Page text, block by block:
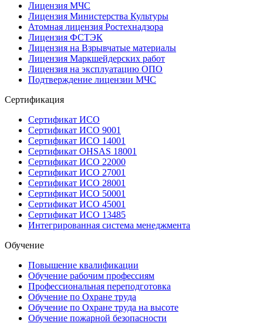
Лицензия МЧС
Лицензия Министерства Культуры
Атомная лицензия Ростехнадзора
Лицензия ФСТЭК
Лицензия на Взрывчатые материалы
Лицензия Маркшейдерских работ
Лицензия на эксплуатацию ОПО
Подтверждение лицензии МЧС
Сертификация
Сертификат ИСО
Сертификат ИСО 9001
Сертификат ИСО 14001
Сертификат OHSAS 18001
Сертификат ИСО 22000
Сертификат ИСО 27001
Сертификат ИСО 28001
Сертификат ИСО 50001
Сертификат ИСО 45001
Сертификат ИСО 13485
Интегрированная система менеджмента
Обучение
Повышение квалификации
Обучение рабочим профессиям
Профессиональная переподготовка
Обучение по Охране труда
Обучение по Охране труда на высоте
Обучение пожарной безопасности